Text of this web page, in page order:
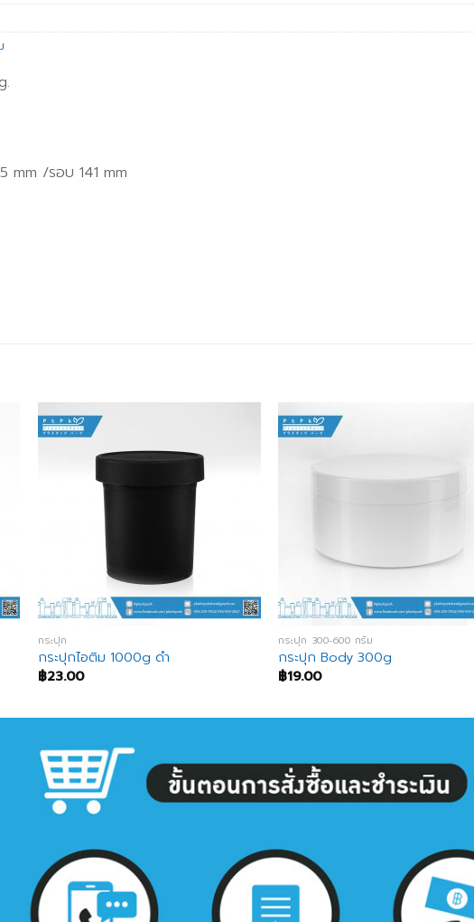
mm /รอบ 141 mm
กระปุก
กระปุกไอติม 1000g ดำ
฿23.00
กระปุก 300-600 กรัม
กระปุก Body 300g
฿19.00